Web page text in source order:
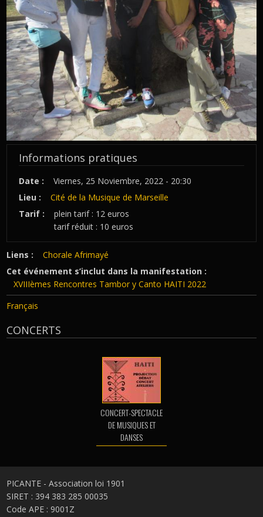
Informations pratiques
Date :
Viernes, 25 Noviembre, 2022 - 20:30
Lieu :
Cité de la Musique de Marseille
Tarif :
plein tarif : 12 euros
tarif réduit : 10 euros
Liens :
Chorale Afrimayé
Cet événement s’inclut dans la manifestation :
XVIIIèmes Rencontres Tambor y Canto HAITI 2022
Français
CONCERTS
CONCERT-SPECTACLE
DE MUSIQUES ET
DANSES
TRADITIONNELLES
PICANTE - Association loi 1901
SIRET : 394 383 285 00035
Code APE : 9001Z